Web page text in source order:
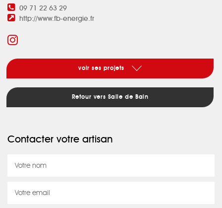
09 71 22 63 29
http://www.fb-energie.fr
voir ses projets
Retour vers Salle de Bain
Contacter votre artisan